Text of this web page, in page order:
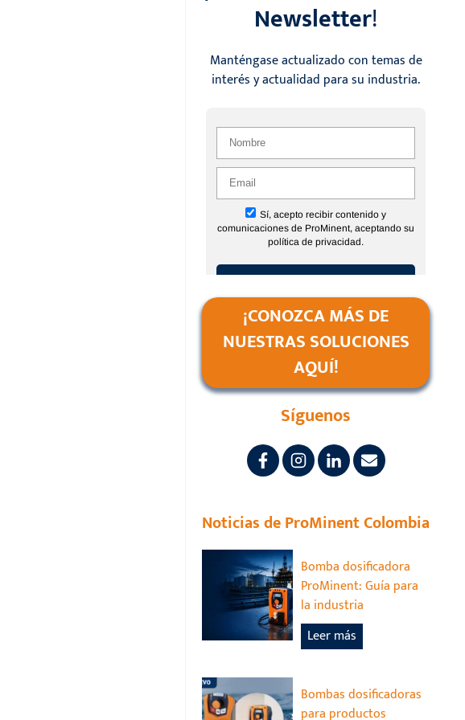
Newsletter!
Manténgase actualizado con temas de
interés y actualidad para su industria.
¡CONOZCA MÁS DE
NUESTRAS SOLUCIONES
AQUÍ!
Síguenos
Noticias de ProMinent Colombia
Bomba dosificadora
ProMinent: Guía para
la industria
Leer más
o
b
a
Bombas dosificadoras
para productos